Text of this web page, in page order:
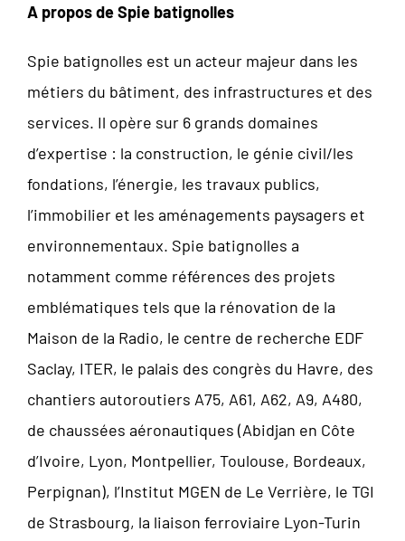
A propos de Spie batignolles
Spie batignolles est un acteur majeur dans les
métiers du bâtiment, des infrastructures et des
services. Il opère sur 6 grands domaines
d’expertise : la construction, le génie civil/les
fondations, l’énergie, les travaux publics,
l’immobilier et les aménagements paysagers et
environnementaux. Spie batignolles a
notamment comme références des projets
emblématiques tels que la rénovation de la
Maison de la Radio, le centre de recherche EDF
Saclay, ITER, le palais des congrès du Havre, des
chantiers autoroutiers A75, A61, A62, A9, A480,
de chaussées aéronautiques (Abidjan en Côte
d’Ivoire, Lyon, Montpellier, Toulouse, Bordeaux,
Perpignan), l’Institut MGEN de Le Verrière, le TGI
de Strasbourg, la liaison ferroviaire Lyon-Turin